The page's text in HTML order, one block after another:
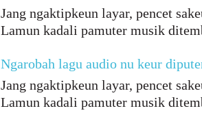
Jang ngaktipkeun layar, pencet
Lamun kadali pamuter musik
Ngarobah lagu audio nu keur
Jang ngaktipkeun layar, pencet
Lamun kadali pamuter musik